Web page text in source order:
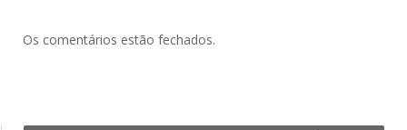
Os comentários estão fechados.